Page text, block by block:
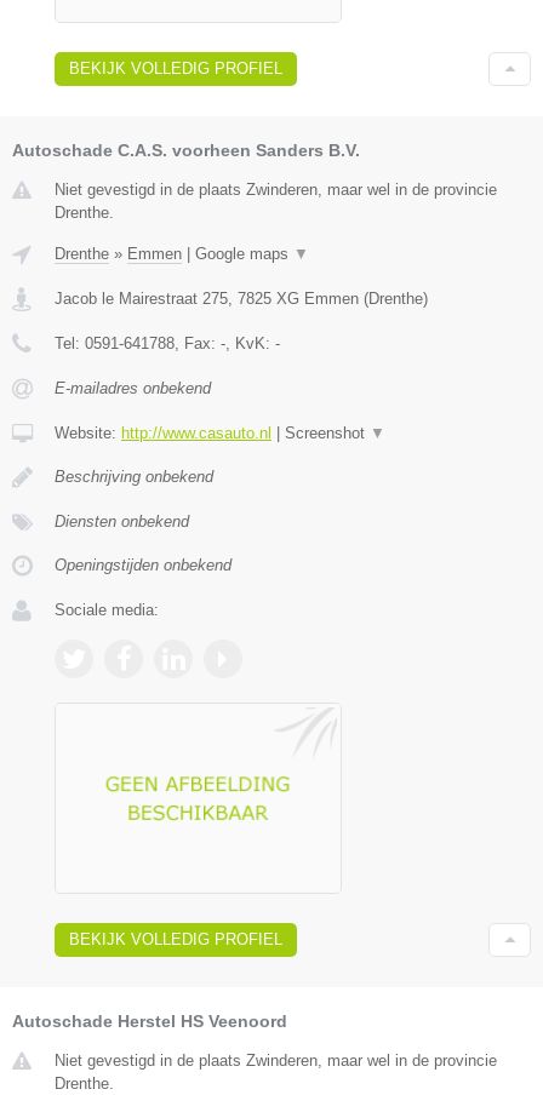
BEKIJK VOLLEDIG PROFIEL
Autoschade C.A.S. voorheen Sanders B.V.
Niet gevestigd in de plaats Zwinderen, maar wel in de provincie
Drenthe.
Drenthe » Emmen | Google maps ▼
Jacob le Mairestraat 275 7825 XG Emmen (Drenthe)
Tel: 0591-641788 , Fax: - , KvK: -
E-mailadres onbekend
Website: http://www.casauto.nl | Screenshot ▼
Beschrijving onbekend
Diensten onbekend
Openingstijden onbekend
Sociale media:
BEKIJK VOLLEDIG PROFIEL
Autoschade Herstel HS Veenoord
Niet gevestigd in de plaats Zwinderen, maar wel in de provincie
Drenthe.